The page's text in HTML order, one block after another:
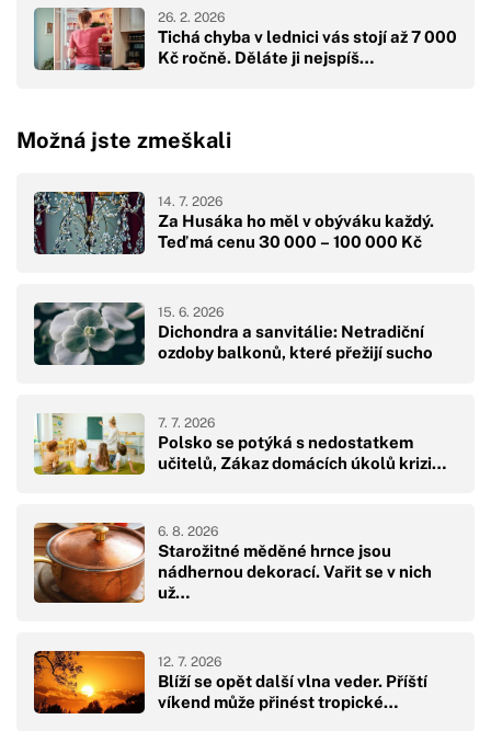
Tichá chyba v lednici vás stojí až 7 000
Kč ročně. Děláte ji nejspíš…
26. 2. 2026
Možná jste zmeškali
Za Husáka ho měl v obýváku každý.
Teď má cenu 30 000 – 100 000 Kč
14. 7. 2026
Dichondra a sanvitálie: Netradiční
ozdoby balkonů, které přežijí sucho
15. 6. 2026
Polsko se potýká s nedostatkem
učitelů, Zákaz domácích úkolů krizi…
7. 7. 2026
Starožitné měděné hrnce jsou
nádhernou dekorací. Vařit se v nich
už…
6. 8. 2026
Blíží se opět další vlna veder. Příští
víkend může přinést tropické…
12. 7. 2026